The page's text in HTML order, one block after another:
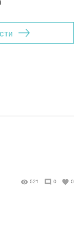
521 0 0